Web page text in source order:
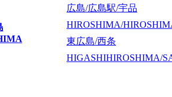
広島/広島駅/宇品
HIROSHIMA/
東広島/西条
HIGASHIHIROSHIMA/